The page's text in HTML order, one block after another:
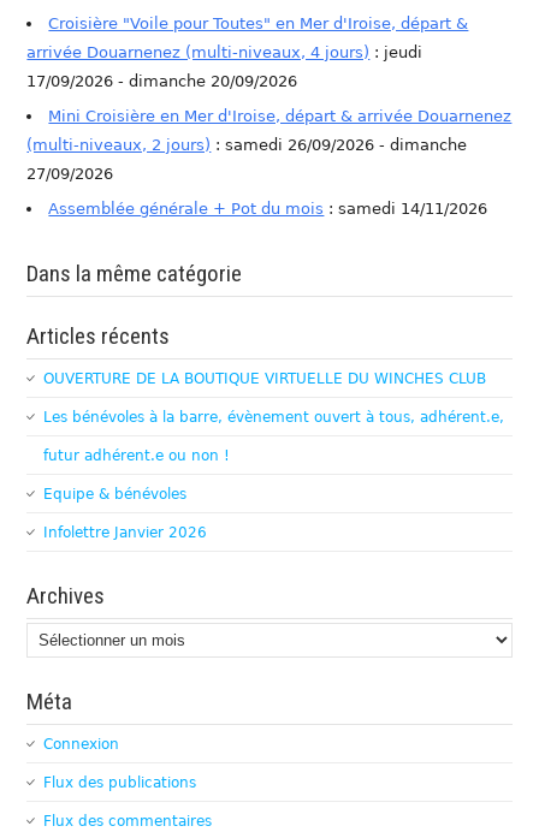
Croisière "Voile pour Toutes" en Mer d'Iroise, départ &
arrivée Douarnenez (multi-niveaux, 4 jours) : jeudi
17/09/2026 - dimanche 20/09/2026
Mini Croisière en Mer d'Iroise, départ & arrivée Douarnenez
(multi-niveaux, 2 jours) : samedi 26/09/2026 - dimanche
27/09/2026
Assemblée générale + Pot du mois : samedi 14/11/2026
Dans la même catégorie
Articles récents
OUVERTURE DE LA BOUTIQUE VIRTUELLE DU WINCHES CLUB
Les bénévoles à la barre, évènement ouvert à tous, adhérent.e,
futur adhérent.e ou non !
Equipe & bénévoles
Infolettre Janvier 2026
Archives
Archives
Méta
Connexion
Flux des publications
Flux des commentaires